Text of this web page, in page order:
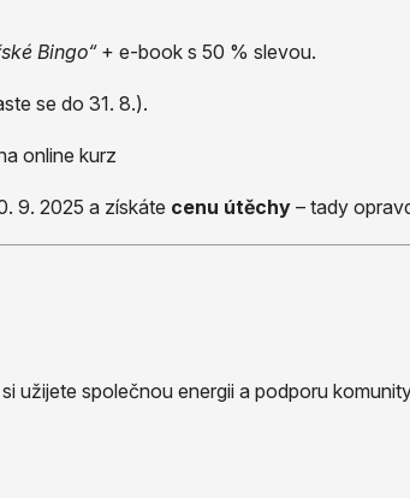
Bingo“+ e-book s 50 % slevou.
se do 31. 8.).
online kurz
9. 2025 a získáte cenu útěchy – tady
užijete společnou energii a podporu